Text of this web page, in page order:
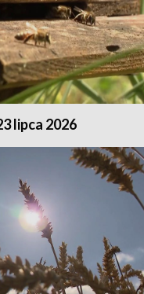
lipca 2026